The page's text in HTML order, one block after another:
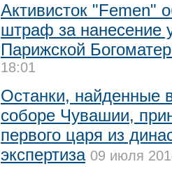
Активисток "Femen"
штраф за нанесение
Парижской
18:01
Останки, найденные
соборе Чувашии,
первого царя из
экспертиза 09 июля